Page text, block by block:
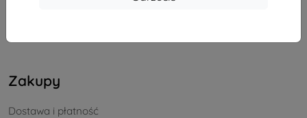
Zakupy
Dostawa i płatność